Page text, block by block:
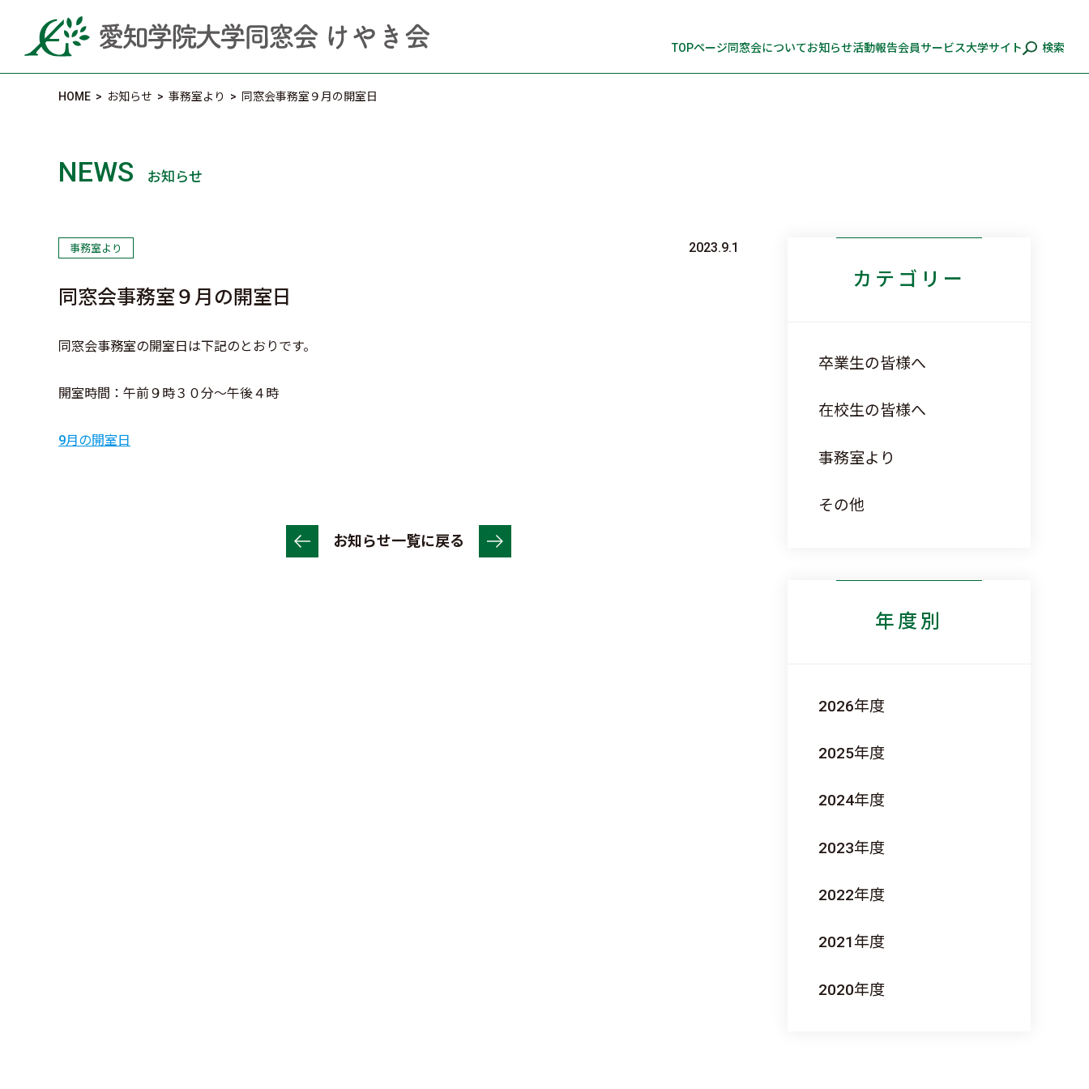
TOPページ同窓会についてお知らせ活動報告会員サービス大学サイト 検索
HOME > お知らせ > 事務室より > 同窓会事務室９月の開室日
NEWS お知らせ
事務室より 2023.9.1
同窓会事務室９月の開室日
同窓会事務室の開室日は下記のとおりです。
開室時間：午前９時３０分～午後４時
9月の開室日
お知らせ一覧に戻る
カテゴリー
卒業生の皆様へ
在校生の皆様へ
事務室より
その他
年度別
2026年度
2025年度
2024年度
2023年度
2022年度
2021年度
2020年度